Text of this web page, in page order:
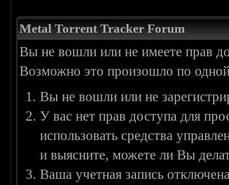
Metal Torrent Tracker Forum
Вы не вошли или не имеете прав
Возможно это произошло по
Вы не вошли или не
У вас нет прав доступа для
использовать средства
и выясните, можете ли Вы
Ваша учетная запись